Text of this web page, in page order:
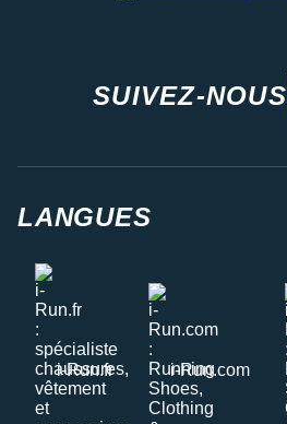
SUIVEZ-NOUS
LANGUES
i-Run.fr i-Run.com